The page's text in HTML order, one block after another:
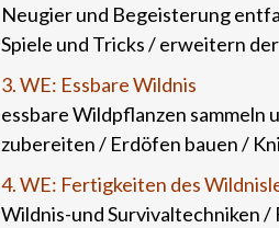
Neugier und Begeisterung
Spiele und Tricks / erweitern
3. WE: Essbare Wildnis
essbare Wildpflanzen sammeln
zubereiten / Erdöfen bauen /
4. WE: Fertigkeiten des
Wildnis-und Survivaltechniken /